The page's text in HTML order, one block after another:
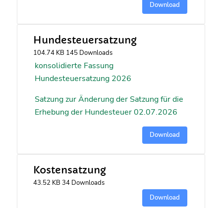
Download
Hundesteuersatzung
104.74 KB 145 Downloads
konsolidierte Fassung
Hundesteuersatzung 2026
Satzung zur Änderung der Satzung für die
Erhebung der Hundesteuer 02.07.2026
Download
Kostensatzung
43.52 KB 34 Downloads
Download